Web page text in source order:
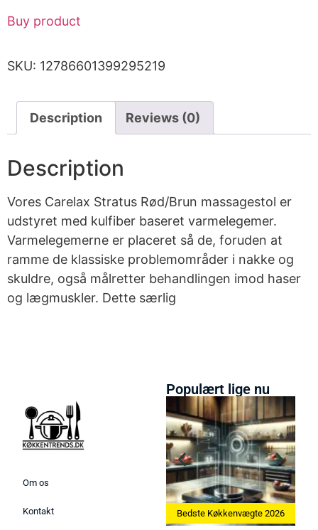
Buy product
SKU: 12786601399295219
Description Reviews (0)
Description
Vores Carelax Stratus Rød/Brun massagestol er
udstyret med kulfiber baseret varmelegemer.
Varmelegemerne er placeret så de, foruden at
ramme de klassiske problemområder i nakke og
skuldre, også målretter behandlingen imod haser
og lægmuskler. Dette særlig
Om os
Kontakt
Populært lige nu
Bedste Ismaskine 2026 Bedste Køkkenvægte 2026